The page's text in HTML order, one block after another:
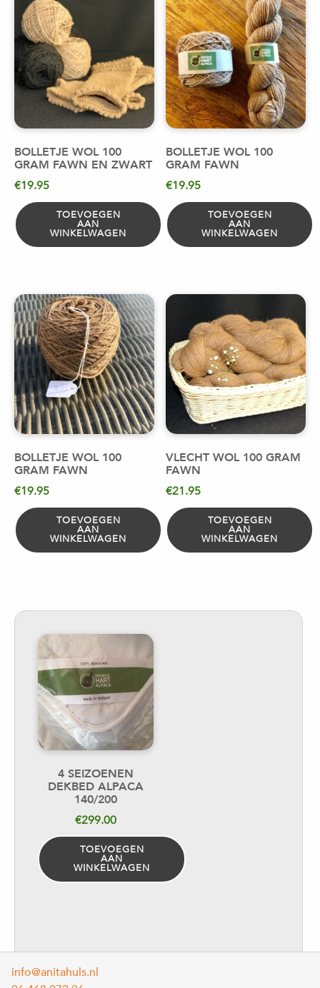
BOLLETJE WOL 100
GRAM FAWN EN ZWART
€19.95
TOEVOEGEN
AAN
WINKELWAGEN
BOLLETJE WOL 100
GRAM FAWN
€19.95
TOEVOEGEN
AAN
WINKELWAGEN
BOLLETJE WOL 100
GRAM FAWN
€19.95
TOEVOEGEN
AAN
WINKELWAGEN
VLECHT WOL 100 GRAM
FAWN
€21.95
TOEVOEGEN
AAN
WINKELWAGEN
4 SEIZOENEN
DEKBED ALPACA
140/200
€299.00
TOEVOEGEN
AAN
WINKELWAGEN
info@anitahuls.nl